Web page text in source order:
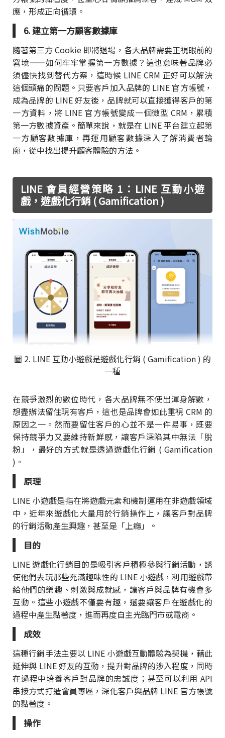
應，形成正向循環。
6. 建立第一方顧客數據庫
隨著第三方 Cookie 即將退場，各大品牌需要正視眼前的
窘境——如何牢牢掌握第一方數據？這也意味著品牌必
須儘快找到替代方案，這時候 LINE CRM 正好可以解決
這個頭痛的問題。只要客戶加入品牌的 LINE 官方帳號，
成為品牌的 LINE 好友後，品牌就可以直接獲得客戶的第
一方資料，將 LINE 官方帳號變成一個微型 CRM，累積
第一方數據資產。簡單來說，就是在 LINE 平台建立起第
一方顧客數據庫，再運用顧客數據深入了解消費者輪
廓，從中找出提升顧客體驗的方法。
LINE 會員經營策略 1：LINE 互動小遊
戲，遊戲化行銷 ( Gamification )
圖 2. LINE 互動小遊戲是遊戲化行銷 ( Gamification ) 的
一種
在競爭激烈的數位時代，各大品牌無不使出渾身解數，
想盡辦法留住現有客戶，這也是品牌會如此重視 CRM 的
原因之一。然而要留住客戶的心並不是一件易事，既要
保持競爭力又要維持新鮮感，讓客戶深陷其中無法「脫
粉」，最好的方式就是透過遊戲化行銷 ( Gamification
)。
原理
LINE 小遊戲是指在將遊戲元素和機制運用在非遊戲領域
中，近年來遊戲化大量用於行銷操作上，讓客戶對品牌
的行銷活動產生興趣，甚至是「上癮」。
目的
LINE 遊戲化行銷目的是吸引客戶積極參與行銷活動，誘
使他們去玩那些充滿趣味性的 LINE 小遊戲，利用遊戲帶
給他們的樂趣、刺激與成就感，讓客戶與品牌有機會多
互動。這些小遊戲不僅要有趣，還要讓客戶在遊戲化的
過程中產生黏著度，進而再度自主光臨門市或電商。
成效
這種行銷手法主要以 LINE 小遊戲互動體驗為契機，藉此
延伸與 LINE 好友的互動，提升對品牌的涉入程度，同時
在過程中培養客戶對品牌的忠誠度；甚至可以利用 API
串接方式打造會員專區，深化客戶與品牌 LINE 官方帳號
的黏著度。
操作